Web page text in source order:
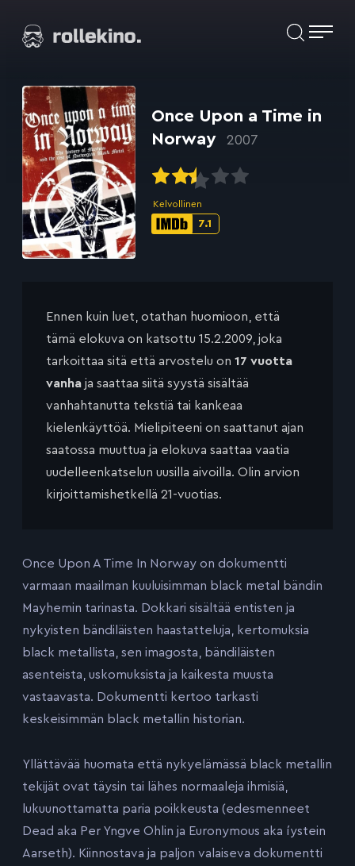
suoraan
Elokuvat ja elokuva-arviot | Rollekino.fi
jälkeen.
Once Upon a Time in
Norway
2007
Kelvollinen
IMDb-
7.1
Ennen kuin luet, otathan huomioon, että
tämä elokuva on katsottu 15.2.2009, joka
tarkoittaa sitä että arvostelu on 17 vuotta
vanha ja saattaa siitä syystä sisältää
vanhahtanutta tekstiä tai kankeaa
kielenkäyttöä. Mielipiteeni on saattanut ajan
saatossa muuttua ja elokuva saattaa vaatia
uudelleenkatselun uusilla aivoilla. Olin arvion
kirjoittamishetkellä 21-vuotias.
Once Upon A Time In Norway on dokumentti
varmaan maailman kuuluisimman black metal bändin
Mayhemin tarinasta. Dokkari sisältää entisten ja
nykyisten bändiläisten haastatteluja, kertomuksia
black metallista, sen imagosta, bändiläisten
asenteista, uskomuksista ja kaikesta muusta
vastaavasta. Dokumentti kertoo tarkasti
keskeisimmän black metallin historian.
Yllättävää huomata että nykyelämässä black metallin
tekijät ovat täysin tai lähes normaaleja ihmisiä,
lukuunottamatta paria poikkeusta (edesmenneet
Dead aka Per Yngve Ohlin ja Euronymous aka íystein
Aarseth). Kiinnostava ja paljon valaiseva dokumentti